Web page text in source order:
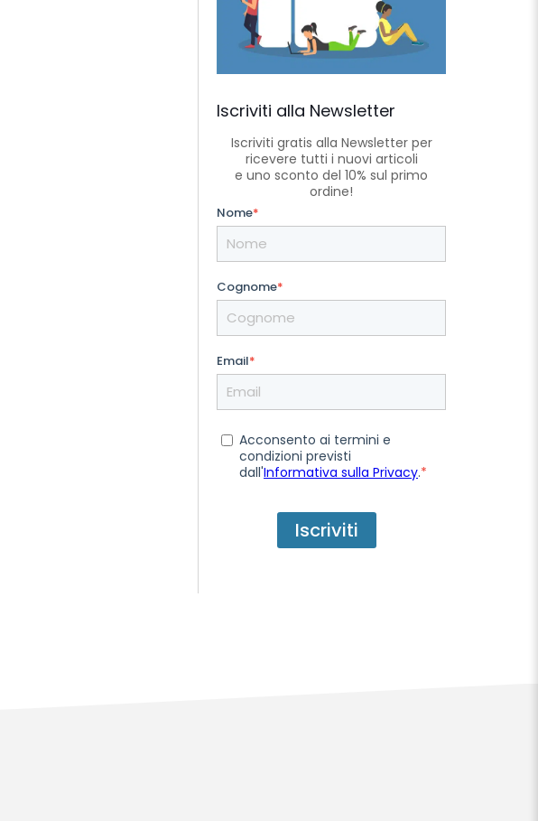
Iscriviti alla Newsletter
Iscriviti gratis alla Newsletter per
ricevere tutti i nuovi articoli
e uno sconto del 10% sul primo
ordine!
Nome*
Cognome*
Email*
Acconsento ai termini e
condizioni previsti
dall'Informativa sulla Privacy.*